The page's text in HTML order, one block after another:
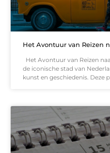
Het Avontuur van Reizen
Het Avontuur van Reizen
de iconische stad van
kunst en geschiedenis. Deze